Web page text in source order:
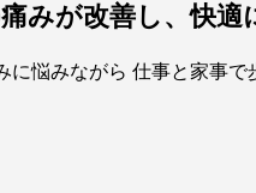
みが改善し、快適